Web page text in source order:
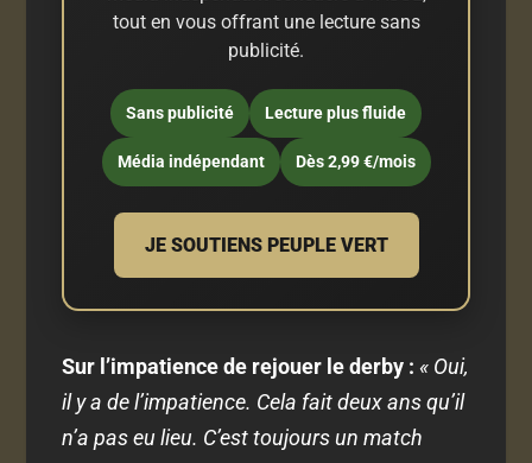
tout en vous offrant une lecture sans
publicité.
Sans publicité Lecture plus fluide
Média indépendant Dès 2,99 €/mois
JE SOUTIENS PEUPLE VERT
Sur l’impatience de rejouer le derby : « Oui,
il y a de l’impatience. Cela fait deux ans qu’il
n’a pas eu lieu. C’est toujours un match